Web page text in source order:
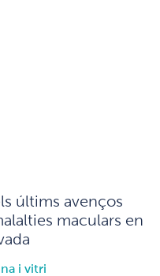
últims avenços
maculars en
i vitri